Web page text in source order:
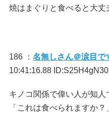
焼はまぐりと食べると大丈
186 ： 名無しさん＠涙目で
10:41:16.88
キノコ関係で偉い人が知人
「これは食べられますか